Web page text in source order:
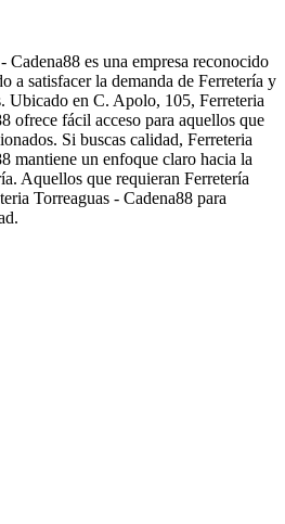
Cadena88 es una empresa reconocido
a satisfacer la demanda de Ferretería y
Ubicado en C. Apolo, 105, Ferreteria
ofrece fácil acceso para aquellos que
Si buscas calidad, Ferreteria
mantiene un enfoque claro hacia la
Aquellos que requieran Ferretería
Torreaguas - Cadena88 para